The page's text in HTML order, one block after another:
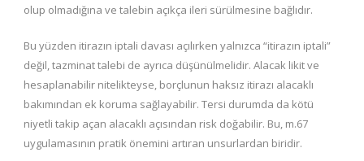
olup olmadığına ve talebin açıkça ileri sürülmesine bağlıdır.
Bu yüzden itirazın iptali davası açılırken yalnızca “itirazın iptali”
değil, tazminat talebi de ayrıca düşünülmelidir. Alacak likit ve
hesaplanabilir nitelikteyse, borçlunun haksız itirazı alacaklı
bakımından ek koruma sağlayabilir. Tersi durumda da kötü
niyetli takip açan alacaklı açısından risk doğabilir. Bu, m.67
uygulamasının pratik önemini artıran unsurlardan biridir.